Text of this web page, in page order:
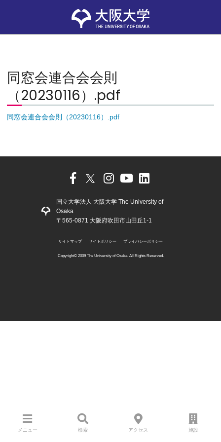
メニュー 検索 アクセス 施設
同窓会連合会会則
（20230116）.pdf
同窓会連合会会則（20230116）.pdf
国立大学法人 大阪大学 The University of
Osaka
〒565-0871 大阪府吹田市山田丘1-1
サイトマップ サイトポリシー プライバシーポリシー
Copyright©️ 2009 The University of Osaka. All Rights Reserved.